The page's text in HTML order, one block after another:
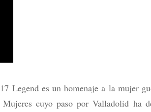
Legend es un homenaje a la mujer
cuyo paso por Valladolid